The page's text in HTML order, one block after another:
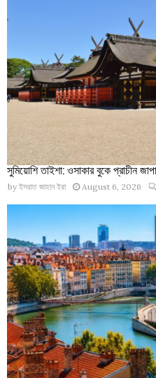
সুমিয়োশি তাইশা: ওসাকার বুকে প্রাচীন
by ইসরাত জাহান ইরা August 6, 2026